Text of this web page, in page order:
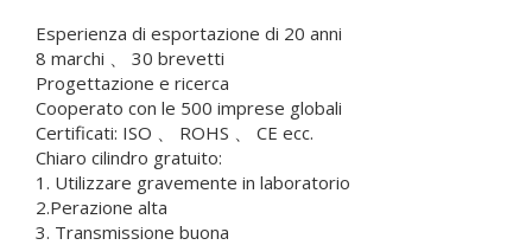
Esperienza di esportazione di 20 anni
8 marchi 、 30 brevetti
Progettazione e ricerca
Cooperato con le 500 imprese globali
Certificati: ISO 、 ROHS 、 CE ecc.
Chiaro cilindro gratuito:
1. Utilizzare gravemente in laboratorio
2.Perazione alta
3. Transmissione buona